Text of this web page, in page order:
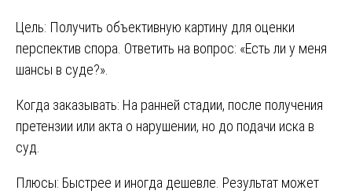
Цель: Получить объективную картину для оценки
перспектив спора. Ответить на вопрос: «Есть ли у меня
шансы в суде?».
Когда заказывать: На ранней стадии, после получения
претензии или акта о нарушении, но до подачи иска в
суд.
Плюсы: Быстрее и иногда дешевле. Результат может